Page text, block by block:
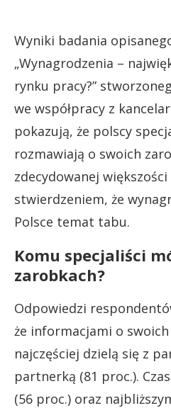
Wyniki badania
„Wynagrodzenia –
rynku pracy?”
we współpracy z
pokazują, że polscy
rozmawiają o swoich
zdecydowanej
stwierdzeniem, że
Polsce temat tabu.
Komu specjaliści
zarobkach?
Odpowiedzi
że informacjami o
najczęściej dzielą się z
partnerką (81 proc.).
(56 proc.) oraz